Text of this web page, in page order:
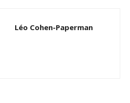
Léo Cohen-Paperman